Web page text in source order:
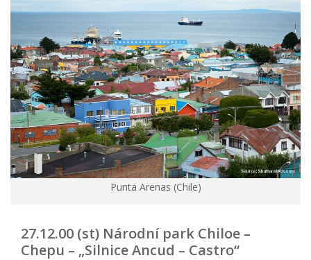
Punta Arenas (Chile)
27.12.00 (st) Národní park Chiloe –
Chepu – „Silnice Ancud – Castro“